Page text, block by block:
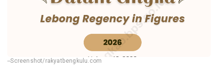
--Screenshot/rakyatbengkulu.com